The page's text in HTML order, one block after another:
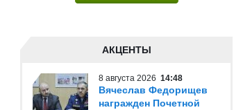
АКЦЕНТЫ
8 августа 2026 14:48
Вячеслав Федорищев
награжден Почетной